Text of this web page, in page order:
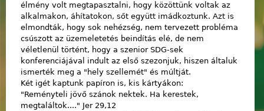
élmény volt megtapasztalni, hogy közöttünk voltak az
alkalmakon, áhítatokon, sőt együtt imádkoztunk. Azt is
elmondták, hogy sok nehézség, nem tervezett probléma
csúszott az üzemeletetés beindítás elé, de nem
véletlenül történt, hogy a szenior SDG-sek
konferenciájával indult az első szezonjuk, hiszen általuk
ismerték meg a "hely szellemét" és múltját.
Két igét kaptunk papíron is, kis kártyákon:
"Reményteli jövő szánok nektek. Ha kerestek,
megtaláltok...." Jer 29,12